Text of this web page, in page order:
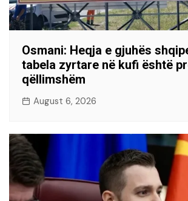
Osmani: Heqja e gjuhës
tabela zyrtare në kufi është
qëllimshëm
August 6, 2026